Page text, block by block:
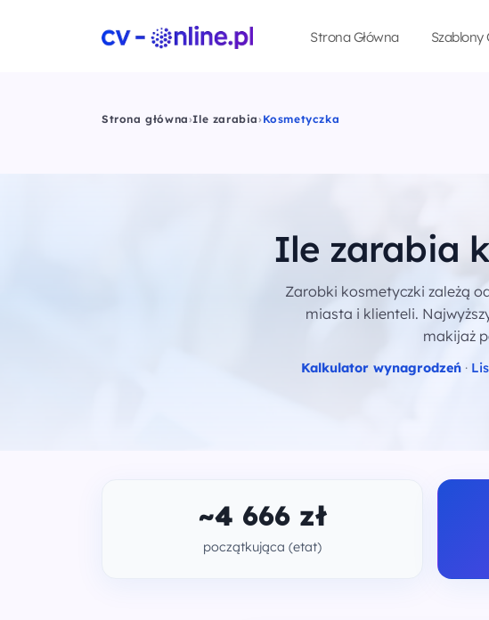
Strona Główna Szablony
Strona główna›Ile zarabia› Kosmetyczka
Ile zarabia
Zarobki kosmetyczki zależą
miasta i klienteli.
makijaż
Kalkulator wynagrodzeń ·
~4 666 zł
początkująca (etat)